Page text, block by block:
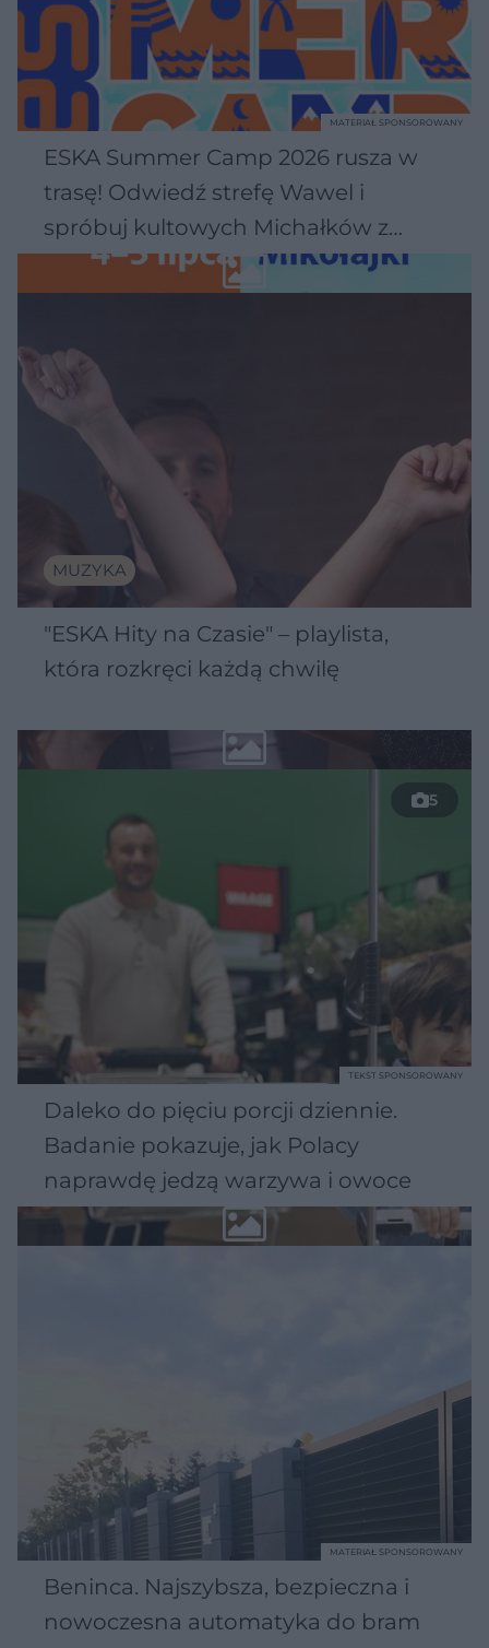
ESKA Summer Camp 2026 rusza w
trasę! Odwiedź strefę Wawel i
spróbuj kultowych Michałków z
Wawelu
MATERIAŁ SPONSOROWANY
MUZYKA
"ESKA Hity na Czasie" – playlista,
która rozkręci każdą chwilę
5
Daleko do pięciu porcji dziennie.
Badanie pokazuje, jak Polacy
naprawdę jedzą warzywa i owoce
TEKST SPONSOROWANY
Beninca. Najszybsza, bezpieczna i
nowoczesna automatyka do bram
MATERIAŁ SPONSOROWANY